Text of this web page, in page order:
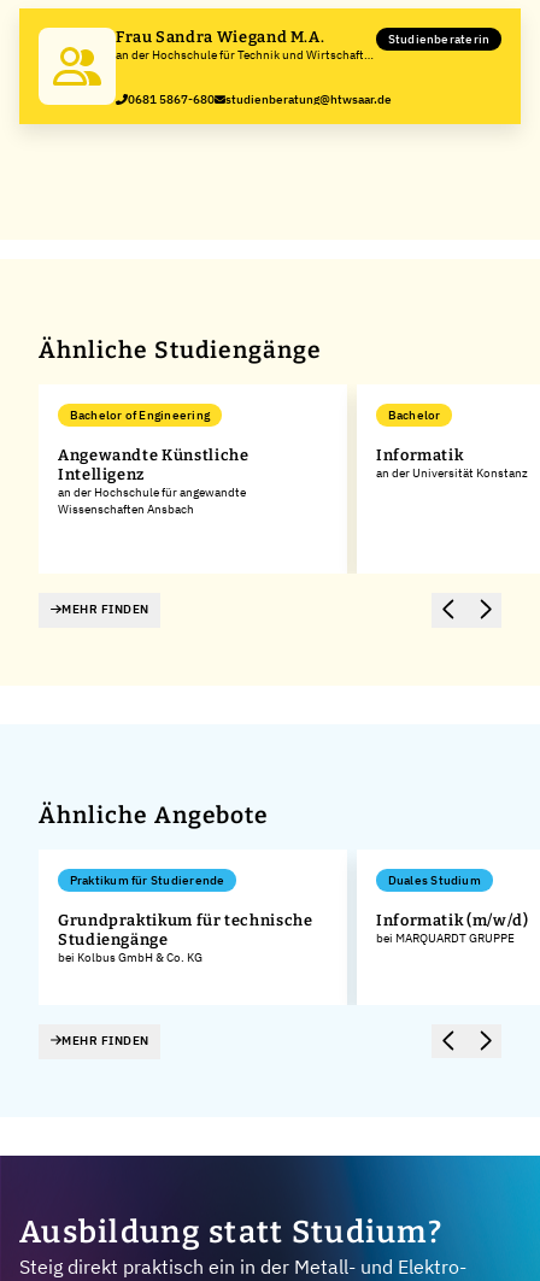
Frau Sandra Wiegand M.A.
an der Hochschule für Technik und Wirtschaft
Studienberaterin
0681 5867-680 studienberatung@htwsaar.de
Ähnliche Studiengänge
Bachelor of Engineering
Angewandte Künstliche
Intelligenz
an der Hochschule für angewandte
Wissenschaften Ansbach
Bachelor
Informatik
an der Universität Konstanz
MEHR FINDEN
Ähnliche Angebote
Praktikum für Studierende
Grundpraktikum für technische
Studiengänge
bei Kolbus GmbH & Co. KG
Duales Studium
Informatik (m/w/d)
bei MARQUARDT GRUPPE
MEHR FINDEN
Ausbildung statt Studium?
Steig direkt praktisch ein in der Metall- und Elektro-